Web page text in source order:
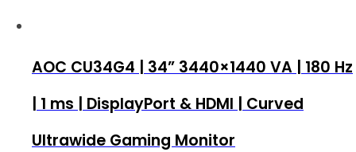
AOC CU34G4 | 34” 3440×1440 VA | 180 Hz
| 1 ms | DisplayPort & HDMI | Curved
Ultrawide Gaming Monitor